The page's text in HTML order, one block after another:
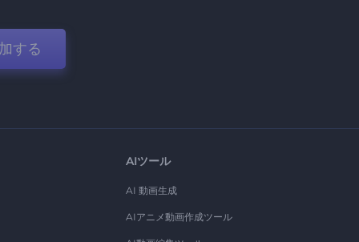
する
AIツール
AI 動画生成
AIアニメ動画作成ツール